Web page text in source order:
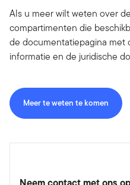
Als u meer wilt weten over
compartimenten die
de documentatiepagina
informatie en de juridische
Meer te weten te komen